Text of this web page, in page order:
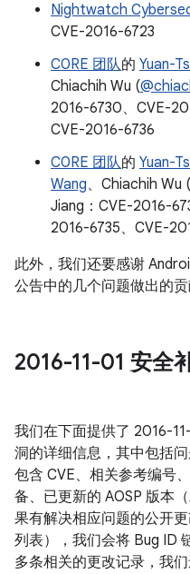
Nightwatch
CVE-2016-6723
C0RE 团队的 Yuan-
Chiachih Wu (
2016-6730、CVE-
CVE-2016-6736
C0RE 团队的 Yuan-
Wang、Chiachih Wu (
Jiang：CVE-2016-
2016-6735、CVE-
此外，我们还要感谢
公告中的几个问题做出的贡
2016-11-01 安全
我们在下面提供了 2016-
洞的详细信息，其中包括
包含 CVE、相关参考编号
备、已更新的 AOSP 版本
果有解决相应问题的公开
列表），我们会将 Bug ID
多条相关的更改记录，我